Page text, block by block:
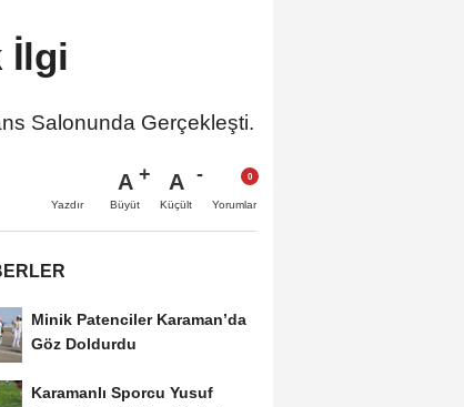
İlgi
Salonunda Gerçekleşti.
Yazdır
A
Büyüt
A
Küçült Yorumlar
Minik Patenciler Karaman’da
Göz Doldurdu
Karamanlı Sporcu Yusuf